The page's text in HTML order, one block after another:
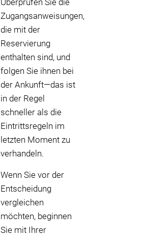
Überprüfen Sie die
Zugangsanweisungen,
die mit der
Reservierung
enthalten sind, und
folgen Sie ihnen bei
der Ankunft—das ist
in der Regel
schneller als die
Eintrittsregeln im
letzten Moment zu
verhandeln.
Wenn Sie vor der
Entscheidung
vergleichen
möchten, beginnen
Sie mit Ihrer